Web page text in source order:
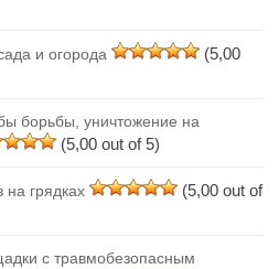
и огорода
(5,00
борьбы, уничтожение на
(5,00 out of 5)
грядках
(5,00 out of
с травмобезопасным